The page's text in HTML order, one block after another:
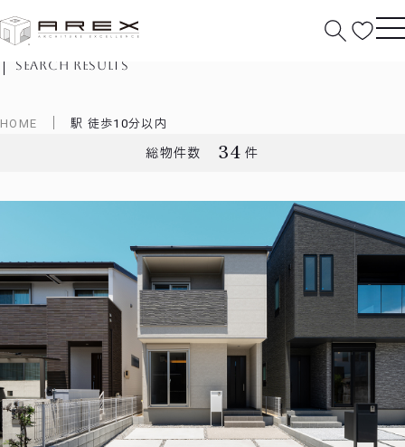
物件検索結果
search results
HOME 駅 徒歩10分以内
総物件数 34 件